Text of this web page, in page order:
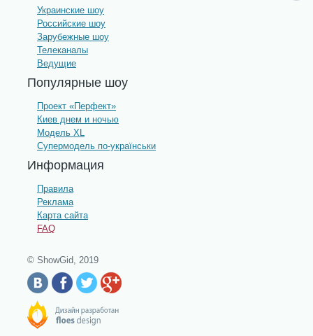
Украинские шоу
Российские шоу
Зарубежные шоу
Телеканалы
Ведущие
Популярные шоу
Проект «Перфект»
Киев днем и ночью
Модель XL
Супермодель по-українськи
Информация
Правила
Реклама
Карта сайта
FAQ
© ShowGid, 2019